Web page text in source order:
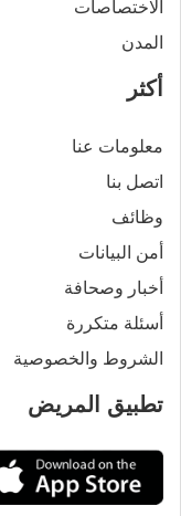
الاختصاصات
المدن
أكثر
معلومات عنا
اتصل بنا
وظائف
أمن البيانات
أخبار وصحافة
أسئلة متكررة
الشروط والخصوصية
تطبيق المريض